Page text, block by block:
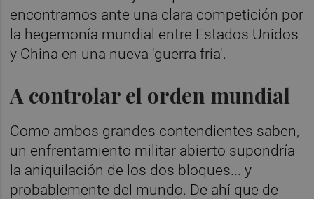
encontramos ante una clara competición por
la hegemonía mundial entre Estados Unidos
y China en una nueva 'guerra fría'.
A controlar el orden mundial
Como ambos grandes contendientes saben,
un enfrentamiento militar abierto supondría
la aniquilación de los dos bloques... y
probablemente del mundo. De ahí que de